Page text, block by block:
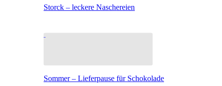
Storck – leckere Naschereien
Sommer – Lieferpause für Schokolade